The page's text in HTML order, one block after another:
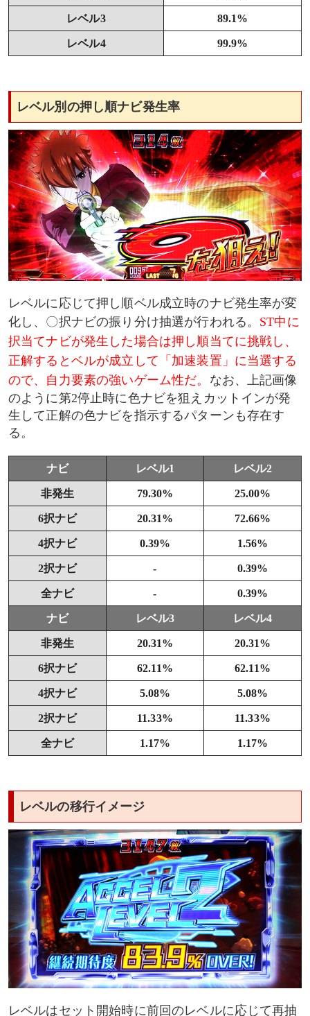
レベル3 89.1%
レベル4 99.9%
レベル別の押し順ナビ発生率
レベルに応じて押し順ベル成立時のナビ発生率が変
化し、〇択ナビの振り分け抽選が行われる。 ST中に
択当てナビが発生した場合は押し順当てに挑戦し、
正解するとベルが成立して「加速装置」に当選する
ので、自力要素の強いゲーム性だ。 なお、上記画像
のように第2停止時に色ナビを狙えカットインが発
生して正解の色ナビを指示するパターンも存在す
る。
ナビ レベル1 レベル2
非発生 79.30% 25.00%
6択ナビ 20.31% 72.66%
4択ナビ 0.39% 1.56%
2択ナビ - 0.39%
全ナビ - 0.39%
ナビ レベル3 レベル4
非発生 20.31% 20.31%
6択ナビ 62.11% 62.11%
4択ナビ 5.08% 5.08%
2択ナビ 11.33% 11.33%
全ナビ 1.17% 1.17%
レベルの移行イメージ
レベルはセット開始時に前回のレベルに応じて再抽